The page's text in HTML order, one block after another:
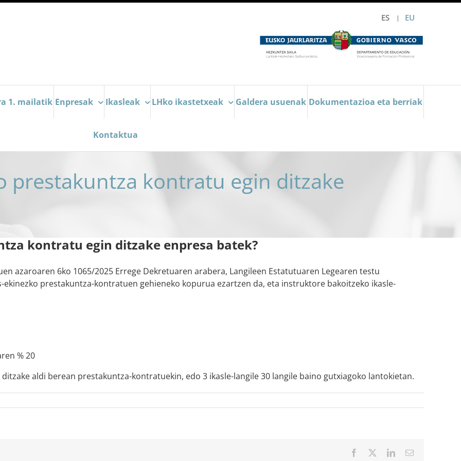
ES EU
1. mailatik Enpresak Ikasleak LHko ikastetxeak Galdera usuenak Dokumentazioa eta berriak
Kontaktua
prestakuntza kontratu egin ditzake
kontratu egin ditzake enpresa batek?
azaroaren 6ko 1065/2025 Errege Dekretuaren arabera, Langileen Estatutuaren Legearen testu
prestakuntza-kontratuen gehieneko kopurua ezartzen da, eta instruktore bakoitzeko ikasle-
% 20
aldi berean prestakuntza-kontratuekin, edo 3 ikasle-langile 30 langile baino gutxiagoko lantokietan.
Facebook LinkedInEmail